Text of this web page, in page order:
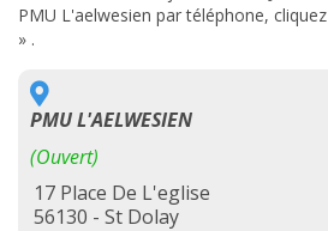
PMU L'aelwesien par téléphone,
» .
PMU L'AELWESIEN
(Ouvert)
17 Place De L'eglise
56130 - St Dolay